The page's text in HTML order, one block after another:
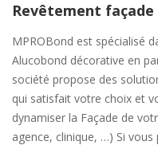
Revêtement
MPROBond est spécialisé
Alucobond décorative en
société propose des
qui satisfait votre choix et
dynamiser la Façade de
agence, clinique, …) Si vous